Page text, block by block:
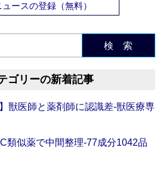
ュースの登録（無料）
検 索
ゴリーの新着記事
獣医師と薬剤師に認識差‐獣医療専
類似薬で中間整理‐77成分1042品